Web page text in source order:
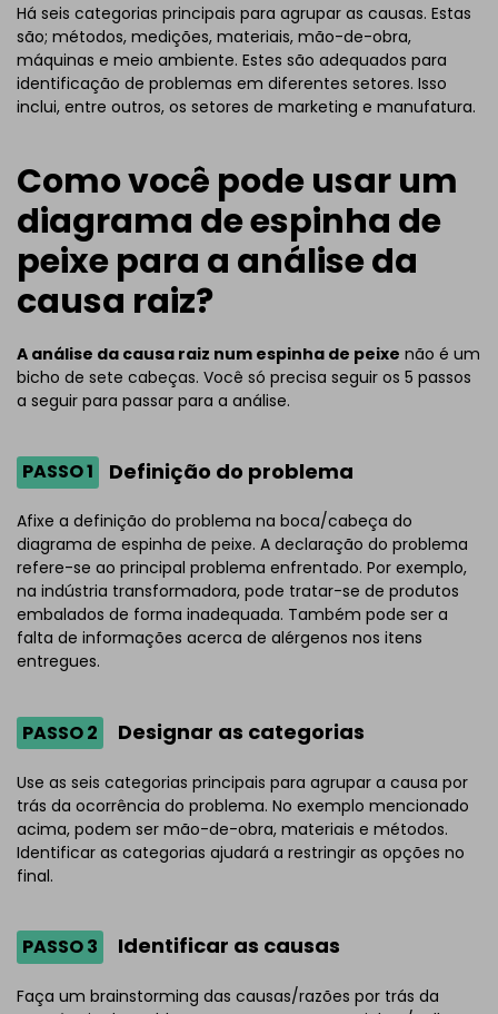
Há seis categorias principais para agrupar as causas. Estas
são; métodos, medições, materiais, mão-de-obra,
máquinas e meio ambiente. Estes são adequados para
identificação de problemas em diferentes setores. Isso
inclui, entre outros, os setores de marketing e manufatura.
Como você pode usar um
diagrama de espinha de
peixe para a análise da
causa raiz?
A análise da causa raiz num espinha de peixe não é um
bicho de sete cabeças. Você só precisa seguir os 5 passos
a seguir para passar para a análise.
PASSO 1 Definição do problema
Afixe a definição do problema na boca/cabeça do
diagrama de espinha de peixe. A declaração do problema
refere-se ao principal problema enfrentado. Por exemplo,
na indústria transformadora, pode tratar-se de produtos
embalados de forma inadequada. Também pode ser a
falta de informações acerca de alérgenos nos itens
entregues.
PASSO 2 Designar as categorias
Use as seis categorias principais para agrupar a causa por
trás da ocorrência do problema. No exemplo mencionado
acima, podem ser mão-de-obra, materiais e métodos.
Identificar as categorias ajudará a restringir as opções no
final.
PASSO 3 Identificar as causas
Faça um brainstorming das causas/razões por trás da